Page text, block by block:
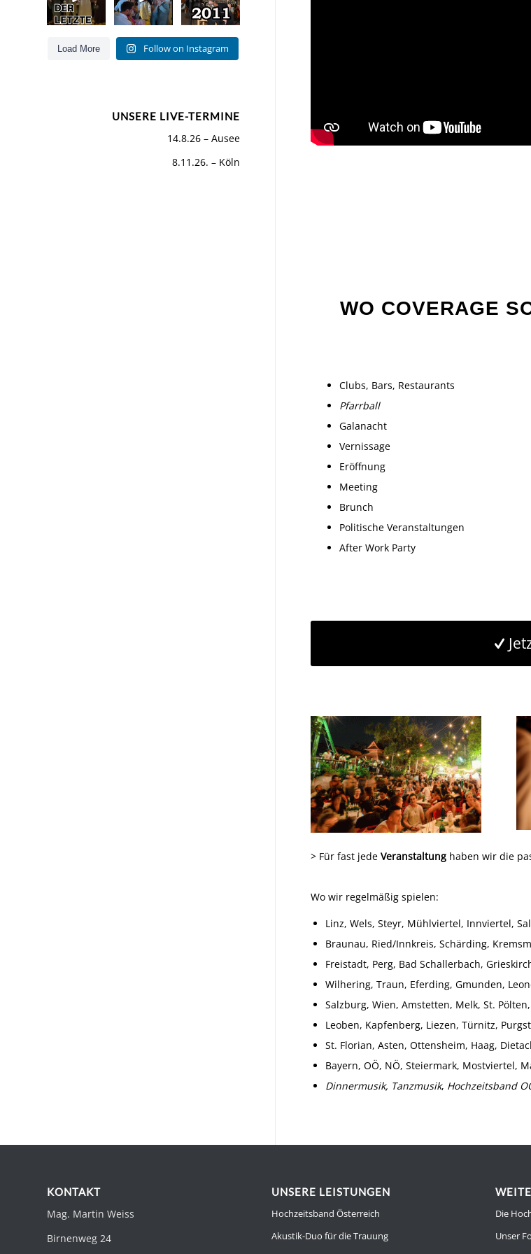
WO COVERAGE
Clubs, Bars, Restaurants
Pfarrball
Galanacht
Vernissage
Eröffnung
Meeting
Brunch
Politische Veranstaltungen
After Work Party
> Für fast jede Veranstaltunghaben wir die
Wo wir regelmäßig spielen:
Linz, Wels, Steyr, Mühlviertel, Innviertel,
Braunau, Ried/Innkreis, Schärding,
Freistadt, Perg, Bad Schallerbach,
Wilhering, Traun, Eferding, Gmunden,
Salzburg, Wien, Amstetten, Melk, St.
Leoben, Kapfenberg, Liezen, Türnitz,
St. Florian, Asten, Ottensheim, Haag,
Bayern, OÖ, NÖ, Steiermark, Mostviertel,
Dinnermusik, Tanzmusik, Hochzeitsband
Was für ein...
0
Hits für Jung
und Alt...
Als wir...
160
26
Load More Follow on Instagram
UNSERE LIVE-TERMINE
14.8.26 – Ausee
8.11.26. – Köln
KONTAKT
Mag. Martin Weiss
Birnenweg 24
UNSERE LEISTUNGEN
Hochzeitsband Österreich
Akustik-Duo für die Trauung
Die
Unser